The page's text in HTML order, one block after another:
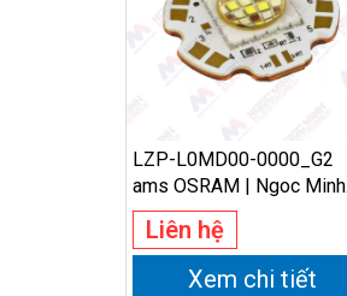
LZP-L0MD00-0000_G2
ams OSRAM | Ngoc Minh
Electronics
Liên hệ
Xem chi tiết